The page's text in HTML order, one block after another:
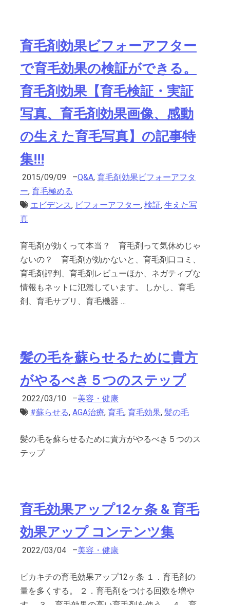
育毛剤効果ビフォーアフター
で育毛効果の検証ができる。
育毛剤効果【育毛検証・実証
写真、育毛剤効果画像、感動
の生えた育毛写真】の記事特
集!!!
2015/09/09 –Q&A, 育毛剤効果ビフォーアフタ
ー, 育毛極める
エビデンス, ビフォーアフター, 検証, 生えた写
真
育毛剤が効くって本当？ 育毛剤って気休めじゃ
ないの？ 育毛剤が効かないと、育毛剤口コミ、
育毛剤評判、育毛剤レビューほか、ネガティブな
情報もネットに氾濫しています。 しかし、育毛
剤、育毛サプリ、育毛機器 …
髪の毛を蘇らせるために貴方
がやるべき５つのステップ
2022/03/10 –美容・健康
#蘇らせる, AGA治療, 育毛, 育毛効果, 髪の毛
髪の毛を蘇らせるために貴方がやるべき５つのス
テップ
育毛効果アップ12ヶ条 & 育毛
効果アップ コンテンツ集
2022/03/04 –美容・健康
ピカキチの育毛効果アップ12ヶ条 １．育毛剤の
量を多くする。 ２．育毛剤をつける回数を増や